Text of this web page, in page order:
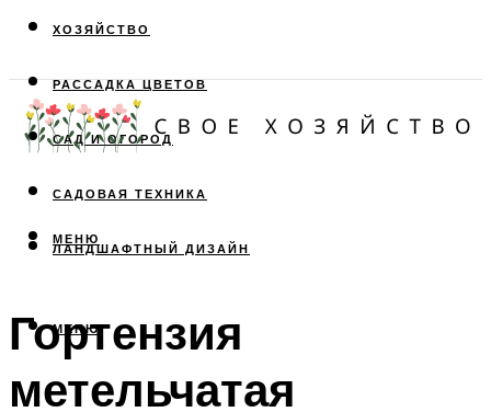
ХОЗЯЙСТВО
РАССАДКА ЦВЕТОВ
САД И ОГОРОД
САДОВАЯ ТЕХНИКА
ЛАНДШАФТНЫЙ ДИЗАЙН
МЕНЮ
МЕНЮ
Гортензия
метельчатая